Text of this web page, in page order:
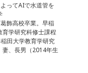
ってAIで水道管を
飾高校卒業。早稲
学研究科修士課程
田大学教育学研究
、長男（2014年生